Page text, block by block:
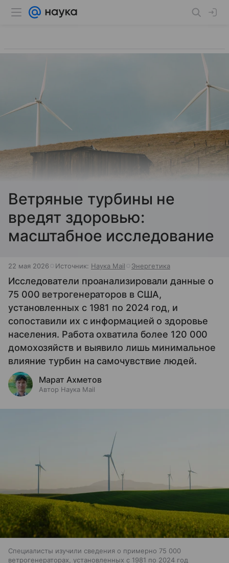
Ветряные турбины не
вредят здоровью:
масштабное исследование
22 мая 2026 Источник: Наука Mail Энергетика
Исследователи проанализировали данные о
75 000 ветрогенераторов в США,
установленных с 1981 по 2024 год, и
сопоставили их с информацией о здоровье
населения. Работа охватила более 120 000
домохозяйств и выявило лишь минимальное
влияние турбин на самочувствие людей.
Марат Ахметов
Автор Наука Mail
Специалисты изучили сведения о примерно 75 000
ветрогенераторах, установленных с 1981 по 2024 год